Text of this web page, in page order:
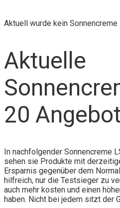
Aktuell wurde kein
Aktuelle
20
In nachfolgender Sonnencreme
sehen sie Produkte mit
Ersparnis gegenüber dem
hilfreich, nur die Testsieger zu
auch mehr kosten und einen
haben. Nicht bei jedem sitzt der